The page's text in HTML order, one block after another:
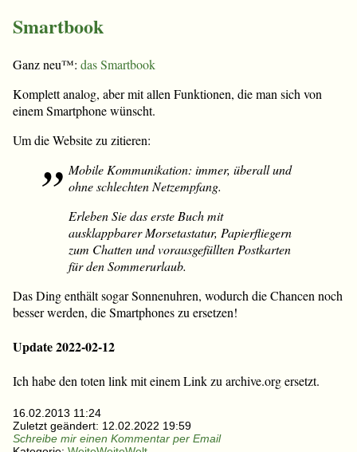
Smartbook
Ganz neu™: das Smartbook
Komplett analog, aber mit allen Funktionen, die man sich von
einem Smartphone wünscht.
Um die Website zu zitieren:
Mobile Kommunikation: immer, überall und
ohne schlechten Netzempfang.
Erleben Sie das erste Buch mit
ausklappbarer Morsetastatur, Papierfliegern
zum Chatten und vorausgefüllten Postkarten
für den Sommerurlaub.
Das Ding enthält sogar Sonnenuhren, wodurch die Chancen noch
besser werden, die Smartphones zu ersetzen!
Update 2022-02-12
Ich habe den toten link mit einem Link zu archive.org ersetzt.
16.02.2013 11:24
Zuletzt geändert: 12.02.2022 19:59
Schreibe mir einen Kommentar per Email